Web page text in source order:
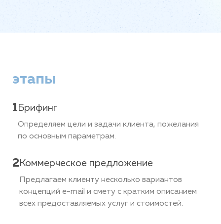
этапы
1 Брифинг
Определяем цели и задачи клиента, пожелания
по основным параметрам.
2 Коммерческое предложение
Предлагаем клиенту несколько вариантов
концепций e-mail и смету с кратким описанием
всех предоставляемых услуг и стоимостей.